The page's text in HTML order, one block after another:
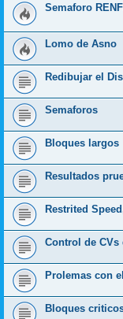
Semaforo
Lomo de Asno
Redibujar el
Semaforos
Bloques largos
Resultados
Restrited
Control de CVs
Prolemas con
Bloques